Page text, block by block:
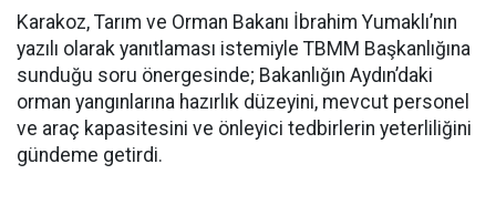
Karakoz, Tarım ve Orman Bakanı İbrahim Yumaklı’nın
yazılı olarak yanıtlaması istemiyle TBMM Başkanlığına
sunduğu soru önergesinde; Bakanlığın Aydın’daki
orman yangınlarına hazırlık düzeyini, mevcut personel
ve araç kapasitesini ve önleyici tedbirlerin yeterliliğini
gündeme getirdi.